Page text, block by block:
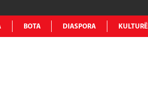
BOTA DIASPORA KULTURË